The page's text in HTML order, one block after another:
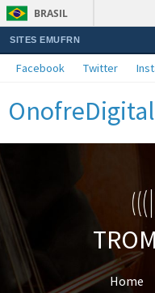
BRASIL
SITES EMUFRN
Facebook Twitter
OnofreDigital
Home